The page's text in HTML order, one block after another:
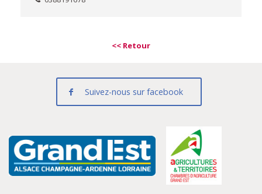
<< Retour
Suivez-nous sur facebook